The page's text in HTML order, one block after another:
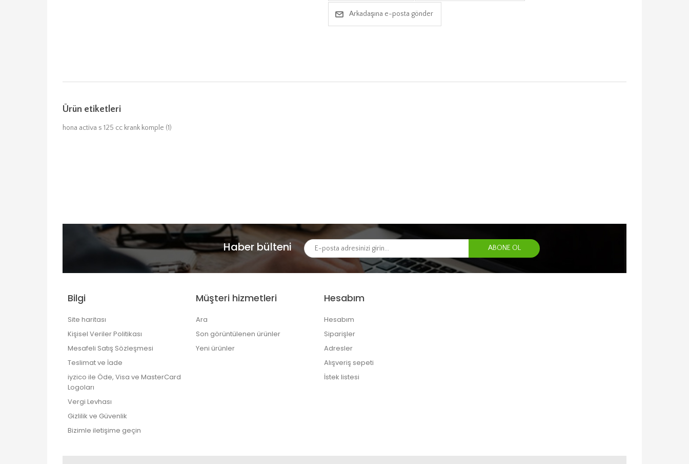
Arkadaşına e-posta gönder
Ürün etiketleri
hona activa s 125 cc krank komple (1)
Haber bülteni
Bilgi
Site haritası
Kişisel Veriler Politikası
Mesafeli Satış Sözleşmesi
Teslimat ve İade
iyzico ile Öde, Visa ve MasterCard
Logoları
Vergi Levhası
Gizlilik ve Güvenlik
Bizimle iletişime geçin
Müşteri hizmetleri
Ara
Son görüntülenen ürünler
Yeni ürünler
Hesabım
Hesabım
Siparişler
Adresler
Alışveriş sepeti
İstek listesi